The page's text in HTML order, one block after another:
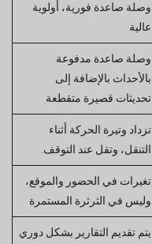
وصلة صاعدة فورية، أولوية
عالية
وصلة صاعدة مدفوعة
بالأحداث بالإضافة إلى
تحديثات قصيرة متقطعة
تزداد وتيرة الحركة أثناء
التنقل، وتقل عند التوقف.
تغيرات في الحضور والموقع،
وليس في الثرثرة المستمرة
يتم تقديم التقارير بشكل دوري